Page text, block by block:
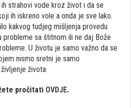
strahovi vode kroz život i da se
ih iskreno vole a onda je sve lako.
kakvog tudjeg mišljenja provedu
probleme sa štitnom ili ne daj Bože
U životu je samo važno da se
nismo sretni je samo
života.
pročitati OVDJE.